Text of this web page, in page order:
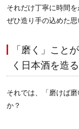
それだけ丁寧に時間
ぜひ造り手の込めた
「磨く」こと
く日本酒を造
それでは、「磨けば
か？